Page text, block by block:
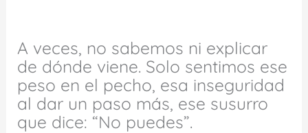
A veces, no sabemos ni explicar
de dónde viene. Solo sentimos ese
peso en el pecho, esa inseguridad
al dar un paso más, ese susurro
que dice: “No puedes”.